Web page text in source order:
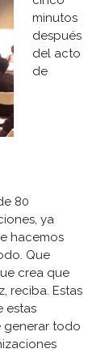
minutos
después
del acto
de
80
ya
hacemos
Que
crea que
reciba. Estas
estas
generar todo